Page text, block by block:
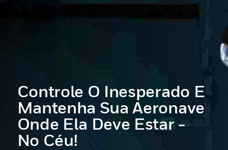
Controle O Inesperado E
Mantenha Sua Aeronave
Onde Ela Deve Estar -
No Céu!